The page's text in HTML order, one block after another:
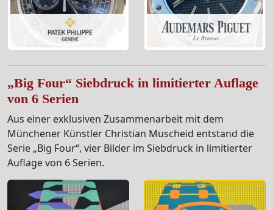
„Big Four“ Siebdruck in limitierter Auflage
von 6 Serien
Aus einer exklusiven Zusammenarbeit mit dem
Münchener Künstler Christian Muscheid entstand die
Serie „Big Four“, vier Bilder im Siebdruck in limitierter
Auflage von 6 Serien.